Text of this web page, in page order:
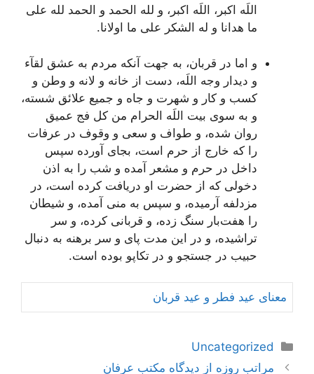
اللَه اکبر، اللَه اکبر، و لله الحمد و الحمد لله على
ما هدانا و له الشکر على ما اولانا.
و اما در قربان، به جهت آنکه مردم به عشق لقآء
و ديدار وجه اللَه، دست از خانه و لانه و وطن و
کسب و کار و شهرت و جاه و جميع علائق شسته،
و به سوى بيت اللَه الحرام من کل فج عميق
روان شده، و طواف و سعى و وقوف در عرفات
را که خارج از حرم است، بجاى آورده سپس
داخل در حرم و مشعر آمده و شب را به اذن
دخولى که از حضرت او دريافت کرده است، در
مزدلفه آرميده، و سپس به منى آمده، و شيطان
را هفت‌بار سنگ زده، و قربانى کرده، و سر
تراشيده، و در اين مدت پاى و سر برهنه به دنبال
حبيب در جستجو و در تکاپو بوده است.
معنای‌ عيد فطر و عيد قربان
دسته‌ها
Uncategorized
ناوبریمراتب روزه از دیدگاه مکتب عرفان